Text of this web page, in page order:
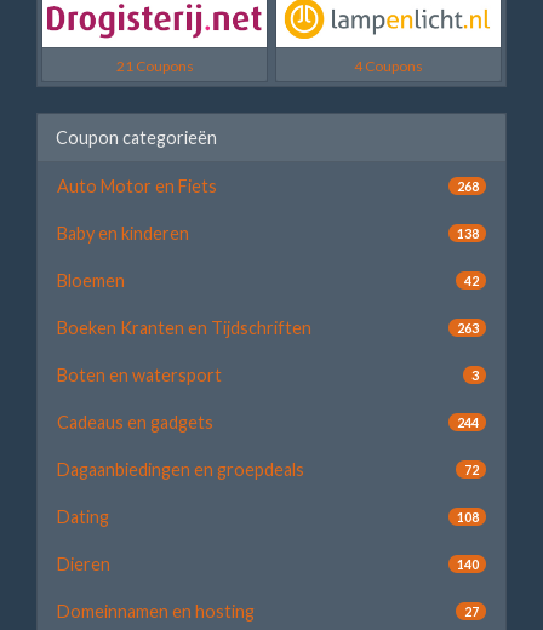
21 Coupons 4 Coupons
Coupon categorieën
Auto Motor en Fiets 268
Baby en kinderen 138
Bloemen 42
Boeken Kranten en Tijdschriften 263
Boten en watersport 3
Cadeaus en gadgets 244
Dagaanbiedingen en groepdeals 72
Dating 108
Dieren 140
Domeinnamen en hosting 27